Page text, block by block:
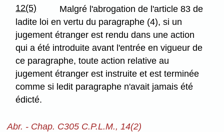
12(5)
Malgré l'abrogation de l'article 83 de
ladite loi en vertu du paragraphe (4), si un
jugement étranger est rendu dans une action
qui a été introduite avant l'entrée en vigueur de
ce paragraphe, toute action relative au
jugement étranger est instruite et est terminée
comme si ledit paragraphe n'avait jamais été
édicté.
Abr. - Chap. C305 C.P.L.M., 14(2)